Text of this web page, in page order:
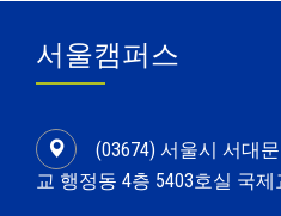
서울캠퍼스
(03674) 서울시 서대
교 행정동 4층 5403호실 국